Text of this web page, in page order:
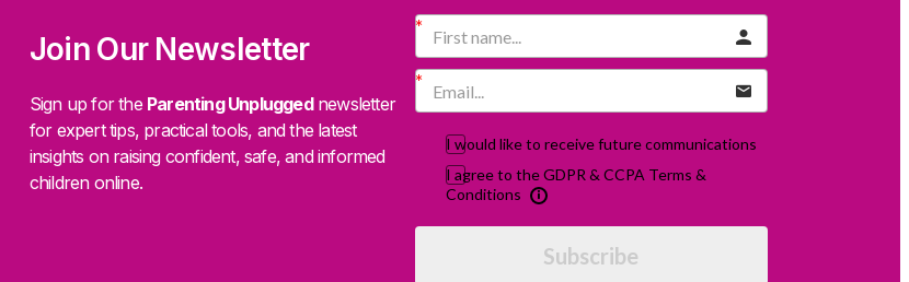
Join Our Newsletter
Sign up for the Parenting Unpluggednewsletter
for expert tips, practical tools, and the latest
insights on raising confident, safe, and informed
children online.
I would like to receive future communications
I agree to the GDPR & CCPA Terms &
Conditions
Subscribe